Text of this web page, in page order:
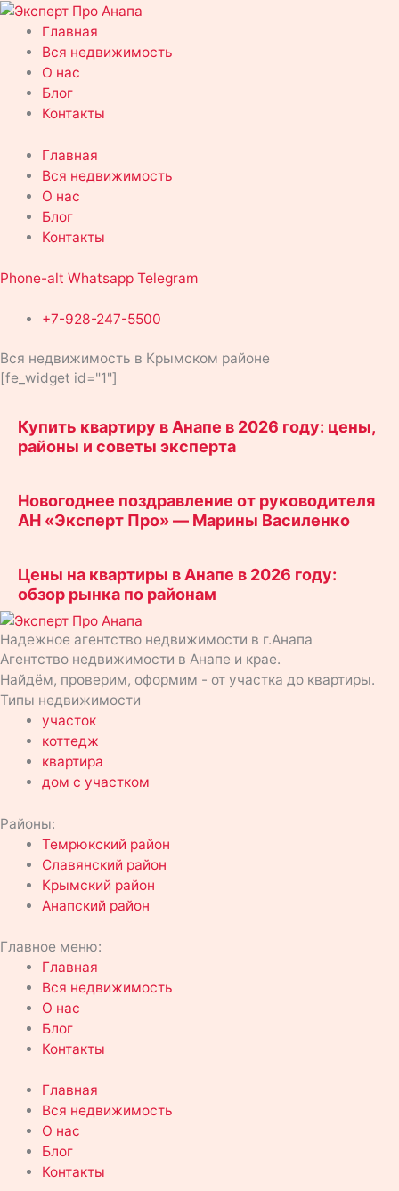
Перейти
содержимому
Главная
Вся недвижимость
О нас
Блог
Контакты
Главная
Вся недвижимость
О нас
Блог
Контакты
Phone-alt Whatsapp Telegram
+7-928-247-5500
Вся недвижимость в Крымском районе
[fe_widget id="1"]
Купить квартиру в Анапе в 2026 году: цены,
районы и советы эксперта
Новогоднее поздравление от руководителя
АН «Эксперт Про» — Марины Василенко
Цены на квартиры в Анапе в 2026 году:
обзор рынка по районам
Надежное агентство недвижимости в г.Анапа
Агентство недвижимости в Анапе и крае.
Найдём, проверим, оформим - от участка до квартиры.
Типы недвижимости
участок
коттедж
квартира
дом с участком
Районы:
Темрюкский район
Славянский район
Крымский район
Анапский район
Главное меню:
Главная
Вся недвижимость
О нас
Блог
Контакты
Главная
Вся недвижимость
О нас
Блог
Контакты